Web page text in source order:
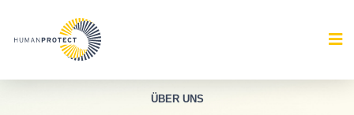
ÜBER UNS